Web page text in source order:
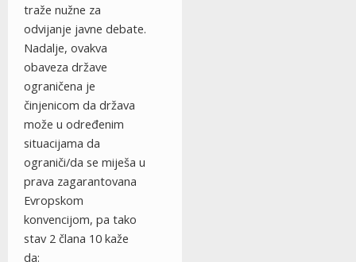
traže nužne za
odvijanje javne debate.
Nadalje, ovakva
obaveza države
ograničena je
činjenicom da država
može u određenim
situacijama da
ograniči/da se miješa u
prava zagarantovana
Evropskom
konvencijom, pa tako
stav 2 člana 10 kaže
da: